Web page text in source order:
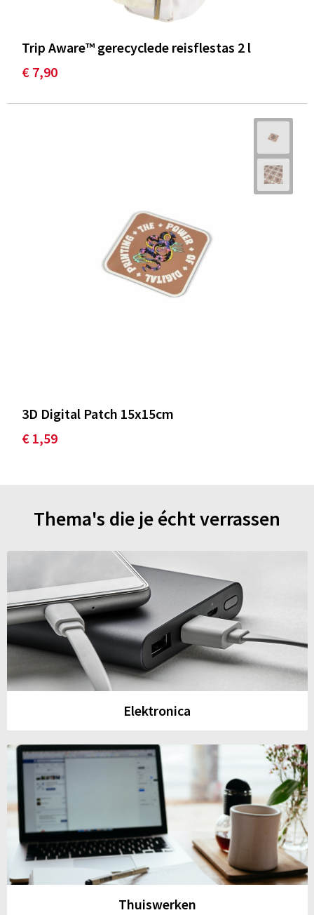
Trip Aware™ gerecyclede reisflestas 2 l
€ 7,90
3D Digital Patch 15x15cm
€ 1,59
Thema's die je écht verrassen
Elektronica
Thuiswerken